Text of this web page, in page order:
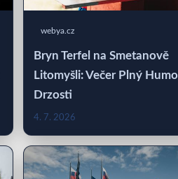
webya.cz
Bryn Terfel na Smetanově
Litomyšli: Večer Plný
Drzosti
4. 7. 2026